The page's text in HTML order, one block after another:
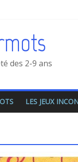
des 2-9 ans
LES JEUX